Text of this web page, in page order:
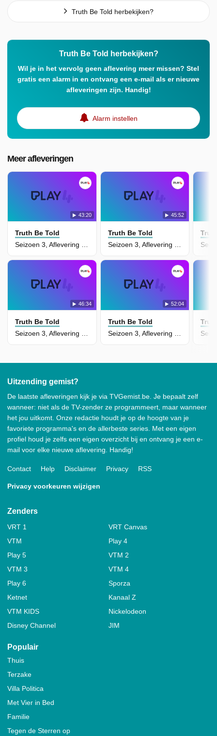
Truth Be Told herbekijken?
Truth Be Told herbekijken?
Wil je in het vervolg geen aflevering meer missen? Stel
gratis een alarm in en ontvang een e-mail als er nieuwe
afleveringen zijn. Handig!
Alarm instellen
Meer afleveringen
43:20
Truth Be Told
Seizoen 3, Aflevering 5 - Freedom is never given, it's won
45:52
Truth Be Told
Seizoen 3, Aflevering 4 - Never Take Your Eyes Off Her
46:34
Truth Be Told
52:04
Truth Be Told
Uitzending gemist?
De laatste afleveringen kijk je via TVGemist.be. Je bepaalt zelf
wanneer: niet als de TV-zender ze programmeert, maar wanneer
het jou uitkomt. Onze redactie houdt je op de hoogte van je
favoriete programma's en de allerbeste series. Met een eigen
profiel houd je zelfs een eigen overzicht bij en ontvang je een e-
mail voor elke nieuwe aflevering. Handig!
Contact Help Disclaimer Privacy RSS
Privacy voorkeuren wijzigen
Zenders
VRT 1
VRT Canvas
VTM
Play 4
Play 5
VTM 2
VTM 3
VTM 4
Play 6
Sporza
Ketnet
Kanaal Z
VTM KIDS
Nickelodeon
Disney Channel
JIM
Populair
Thuis
Terzake
Villa Politica
Met Vier in Bed
Familie
Tegen de Sterren op